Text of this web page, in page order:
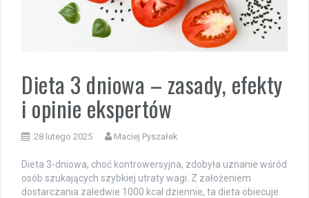
Dieta 3 dniowa – zasady, efekty
i opinie ekspertów
28 lutego 2025 Maciej Pyszałek
Dieta 3-dniowa, choć kontrowersyjna, zdobyła uznanie wśród
osób szukających szybkiej utraty wagi. Z założeniem
dostarczania zaledwie 1000 kcal dziennie, ta dieta obiecuje